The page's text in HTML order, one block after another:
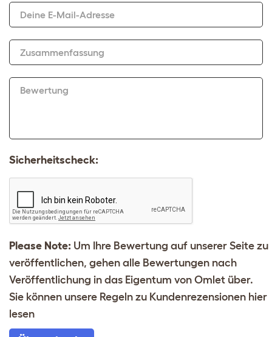
Deine E-Mail-Adresse
Zusammenfassung
Bewertung
Sicherheitscheck:
Please Note: Um Ihre Bewertung auf unserer Seite zu
veröffentlichen, gehen alle Bewertungen nach
Veröffentlichung in das Eigentum von Omlet über.
Sie können unsere Regeln zu Kundenrezensionen hier
lesen